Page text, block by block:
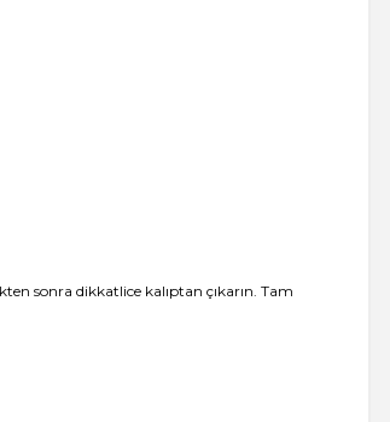
sonra dikkatlice kalıptan çıkarın. Tam